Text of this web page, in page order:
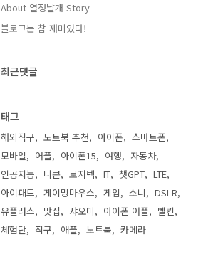
About 열정날개 Story
블로그는 참 재미있다!
최근댓글
태그
해외직구 노트북 추천 아이폰
스마트폰
모바일
어플 아이폰15 여행
자동차
인공지능
니콘 로지텍 IT 챗GPT
LTE
아이패드
게이밍마우스 게임 소니
DSLR
유플러스
맛집 샤오미 아이폰 어플
벨킨
체험단
직구 애플 노트북 카메라